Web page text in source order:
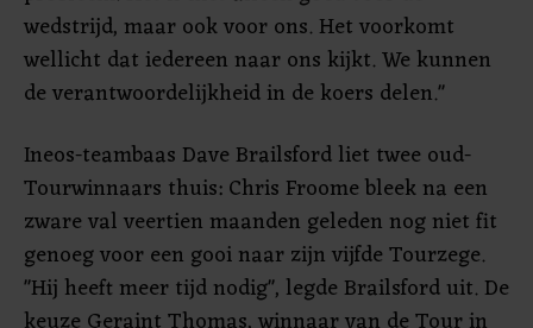
wedstrijd, maar ook voor ons. Het voorkomt
wellicht dat iedereen naar ons kijkt. We kunnen
de verantwoordelijkheid in de koers delen."
Ineos-teambaas Dave Brailsford liet twee oud-
Tourwinnaars thuis: Chris Froome bleek na een
zware val veertien maanden geleden nog niet fit
genoeg voor een gooi naar zijn vijfde Tourzege.
"Hij heeft meer tijd nodig", legde Brailsford uit. De